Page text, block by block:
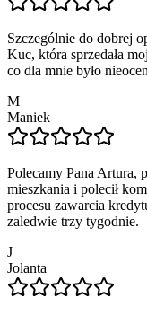
Szczególnie do dobrej
Kuc, która sprzedała
co dla mnie było
M
Maniek
Polecamy Pana Artura,
mieszkania i polecił
procesu zawarcia
zaledwie trzy tygodnie.
J
Jolanta